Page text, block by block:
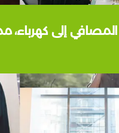
إلى كهرباء،